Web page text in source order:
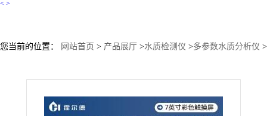
< >
您当前的位置： 网站首页 > 产品展厅 >水质检测仪 >多参数水质分析仪 >